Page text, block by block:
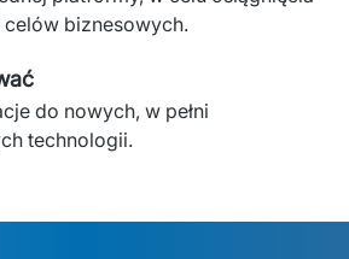
biznesowych.
do nowych, w pełni
technologii.